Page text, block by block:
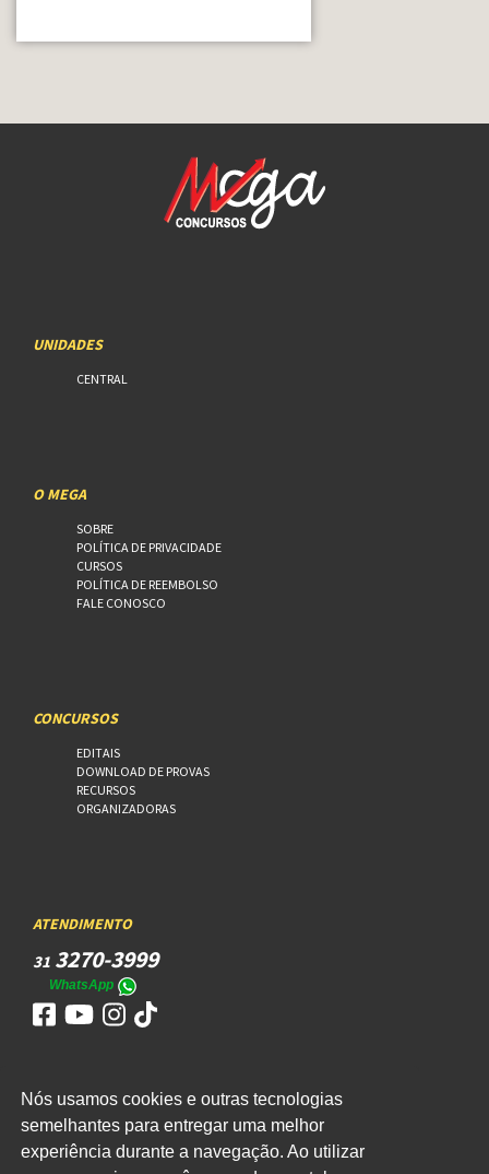
Nós usamos cookies e outras tecnologias
semelhantes para entregar uma melhor
experiência durante a navegação. Ao utilizar
UNIDADES
CENTRAL
O MEGA
SOBRE
POLÍTICA DE PRIVACIDADE
CURSOS
POLÍTICA DE REEMBOLSO
FALE CONOSCO
CONCURSOS
EDITAIS
DOWNLOAD DE PROVAS
RECURSOS
ORGANIZADORAS
ATENDIMENTO
31 3270-3999
WhatsApp
ACESSO
WEBMAIL